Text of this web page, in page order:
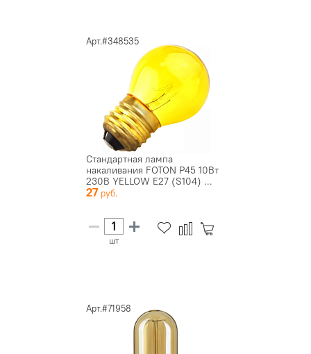
Арт.#348535
Стандартная лампа
накаливания FOTON P45 10Вт
230В YELLOW E27 (S104) ...
27
шт
Арт.#71958